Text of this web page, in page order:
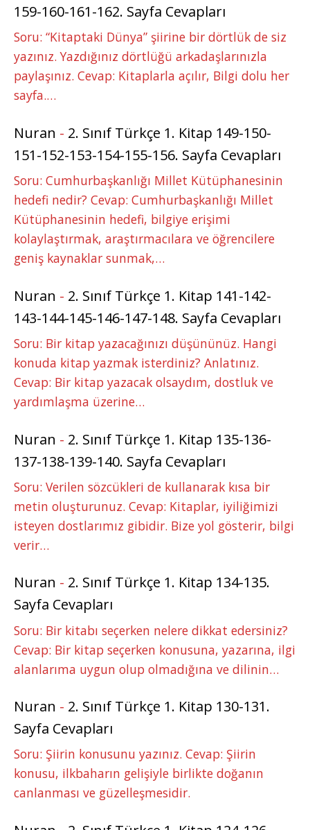
159-160-161-162. Sayfa Cevapları
Soru: “Kitaptaki Dünya” şiirine bir dörtlük de siz
yazınız. Yazdığınız dörtlüğü arkadaşlarınızla
paylaşınız. Cevap: Kitaplarla açılır, Bilgi dolu her
sayfa.…
Nuran - 2. Sınıf Türkçe 1. Kitap 149-150-
151-152-153-154-155-156. Sayfa Cevapları
Soru: Cumhurbaşkanlığı Millet Kütüphanesinin
hedefi nedir? Cevap: Cumhurbaşkanlığı Millet
Kütüphanesinin hedefi, bilgiye erişimi
kolaylaştırmak, araştırmacılara ve öğrencilere
geniş kaynaklar sunmak,…
Nuran - 2. Sınıf Türkçe 1. Kitap 141-142-
143-144-145-146-147-148. Sayfa Cevapları
Soru: Bir kitap yazacağınızı düşününüz. Hangi
konuda kitap yazmak isterdiniz? Anlatınız.
Cevap: Bir kitap yazacak olsaydım, dostluk ve
yardımlaşma üzerine…
Nuran - 2. Sınıf Türkçe 1. Kitap 135-136-
137-138-139-140. Sayfa Cevapları
Soru: Verilen sözcükleri de kullanarak kısa bir
metin oluşturunuz. Cevap: Kitaplar, iyiliğimizi
isteyen dostlarımız gibidir. Bize yol gösterir, bilgi
verir…
Nuran - 2. Sınıf Türkçe 1. Kitap 134-135.
Sayfa Cevapları
Soru: Bir kitabı seçerken nelere dikkat edersiniz?
Cevap: Bir kitap seçerken konusuna, yazarına, ilgi
alanlarıma uygun olup olmadığına ve dilinin…
Nuran - 2. Sınıf Türkçe 1. Kitap 130-131.
Sayfa Cevapları
Soru: Şiirin konusunu yazınız. Cevap: Şiirin
konusu, ilkbaharın gelişiyle birlikte doğanın
canlanması ve güzelleşmesidir.